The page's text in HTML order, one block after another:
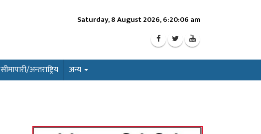
Saturday, 8 August 2026, 6:20:08 am
सीमापारी/अन्तराष्ट्रिय अन्य